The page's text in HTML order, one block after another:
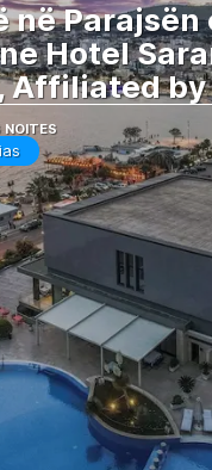
në Parajsën
Hotel
Affiliated by
NOITES